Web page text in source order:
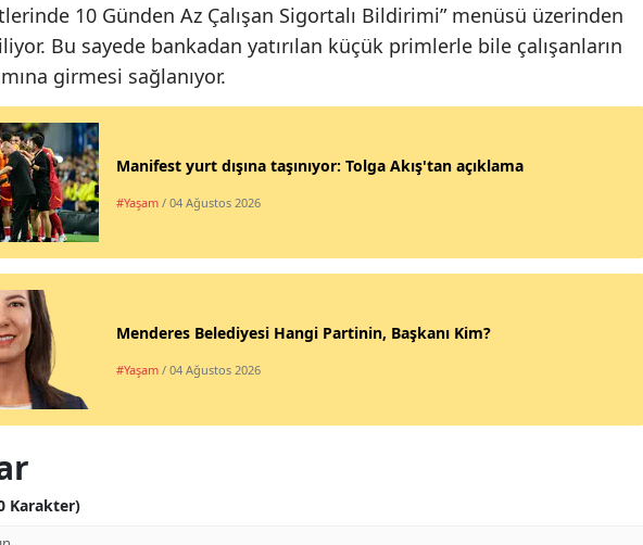
Ardahan
Iğdır
Yalova
Düzce
10 Günden Az Çalışan Sigortalı Bildirimi” menüsü üzerinden
Bu sayede bankadan yatırılan küçük primlerle bile çalışanların
girmesi sağlanıyor.
Manifest yurt dışına taşınıyor: Tolga Akış'tan açıklama
#Yaşam / 04 Ağustos 2026
Menderes Belediyesi Hangi Partinin, Başkanı Kim?
#Yaşam / 04 Ağustos 2026
Karakter)